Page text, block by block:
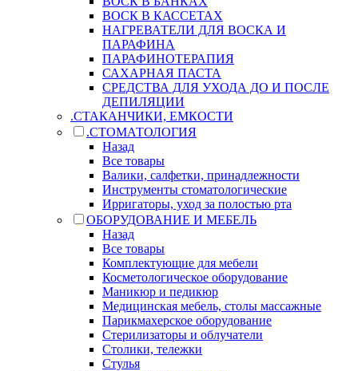
ВОСК В КАССЕТАХ
НАГРЕВАТЕЛИ ДЛЯ ВОСКА И
ПАРАФИНА
ПАРАФИНОТЕРАПИЯ
САХАРНАЯ ПАСТА
СРЕДСТВА ДЛЯ УХОДА ДО И ПОСЛЕ
ДЕПИЛЯЦИИ
.СТАКАНЧИКИ, ЕМКОСТИ
.СТОМАТОЛОГИЯ
Назад
Все товары
Валики, салфетки, принадлежности
Инструменты стоматологические
Ирригаторы, уход за полостью рта
ОБОРУДОВАНИЕ И МЕБЕЛЬ
Назад
Все товары
Комплектующие для мебели
Косметологическое оборудование
Маникюр и педикюр
Медицинская мебель, столы массажные
Парикмахерское оборудование
Стерилизаторы и облучатели
Столики, тележки
Стулья